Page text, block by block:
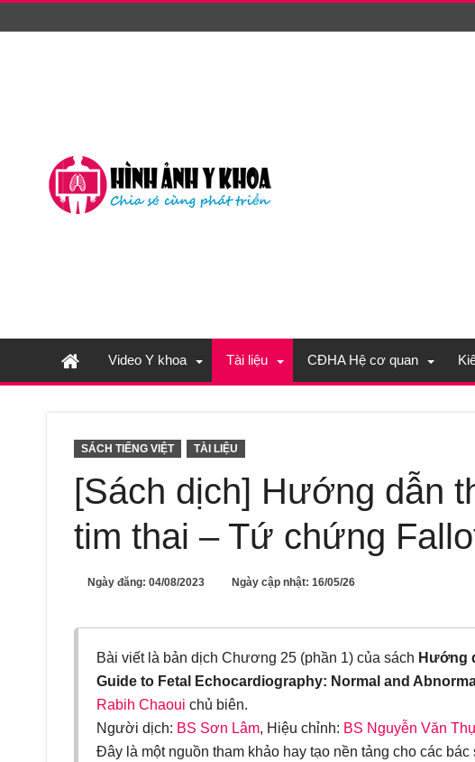
Video Y khoa Tài liệu CĐHA Hệ cơ quan
SÁCH TIẾNG VIỆT TÀI LIỆU
[Sách dịch] Hướng dẫn
tim thai – Tứ chứng
Ngày đăng: 04/08/2023 Ngày cập nhật: 16/05/26
Bài viết là bản dịch Chương 25 (phần 1) của sách Hướng
Guide to Fetal Echocardiography: Normal and
Rabih Chaoui chủ biên.
Người dịch: BS Sơn Lâm, Hiệu chỉnh: BS Nguyễn Văn
Đây là một nguồn tham khảo hay tạo nền tảng cho các